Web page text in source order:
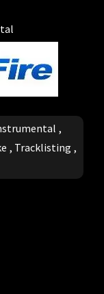
,
, Tracklisting ,